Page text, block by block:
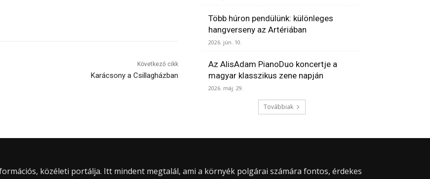
Következő cikk
Karácsony a Csillagházban
Több húron pendülünk: különleges
hangverseny az Artériában
2026. jún. 10.
Az AlisAdam PianoDuo koncertje a
magyar klasszikus zene napján
2026. máj. 29.
Továbbiak
közéleti portálja. Itt mindent megtalál, ami a környék polgárai számára fontos, érdekes